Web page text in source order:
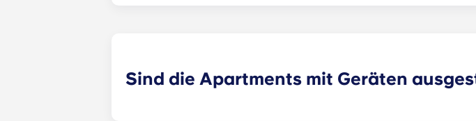
Sind die Apartments mit Geräten